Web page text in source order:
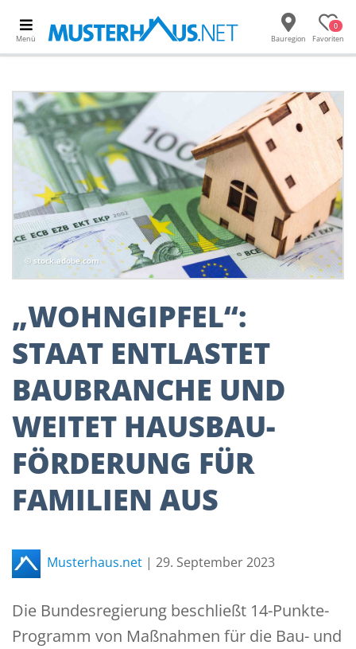
Menü Bauregion
0
Favoriten
© stock.adobe.com
„WOHNGIPFEL“:
STAAT ENTLASTET
BAUBRANCHE UND
WEITET HAUSBAU-
FÖRDERUNG FÜR
FAMILIEN AUS
Musterhaus.net | 29. September 2023
Die Bundesregierung beschließt 14-Punkte-
Programm von Maßnahmen für die Bau- und